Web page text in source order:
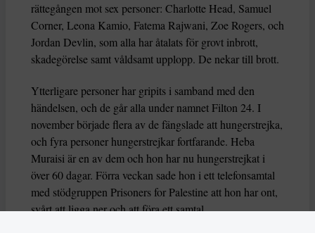
rättegången mot sex personer: Charlotte Head, Samuel
Corner, Leona Kamio, Fatema Rajwani, Zoe Rogers, och
Jordan Devlin, som alla har åtalats för grovt inbrott,
skadegörelse samt våldsamt upplopp. De nekar till brott.
Ytterligare personer har gripits i samband med den
händelsen, och de går alla under namnet Filton 24. I
november började flera av de fängslade att hungerstrejka,
och fyra personer hungerstrejkar fortfarande. Heba
Muraisi är en av dem och hon har nu hungerstrejkat i
över 60 dagar. Förra veckan sade hon i ett telefonsamtal
med stödgruppen Prisoners for Palestine att hon har ont,
svårt att ligga ner och att föra ett samtal.